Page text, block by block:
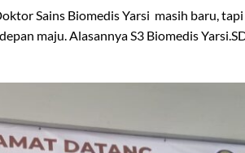
Sains Biomedis Yarsi masih baru,
maju. Alasannya S3 Biomedis